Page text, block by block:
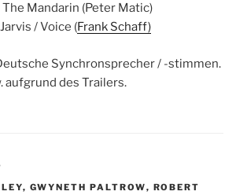
Mandarin (Peter Matic)
/ Voice (Frank Schaff)
Synchronsprecher / -stimmen.
aufgrund des Trailers.
, GWYNETH PALTROW, ROBERT